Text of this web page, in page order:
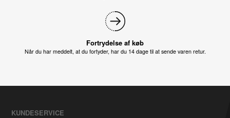
Fortrydelse af køb
Når du har meddelt, at du fortyder, har du 14 dage til at sende varen retur.
KUNDESERVICE